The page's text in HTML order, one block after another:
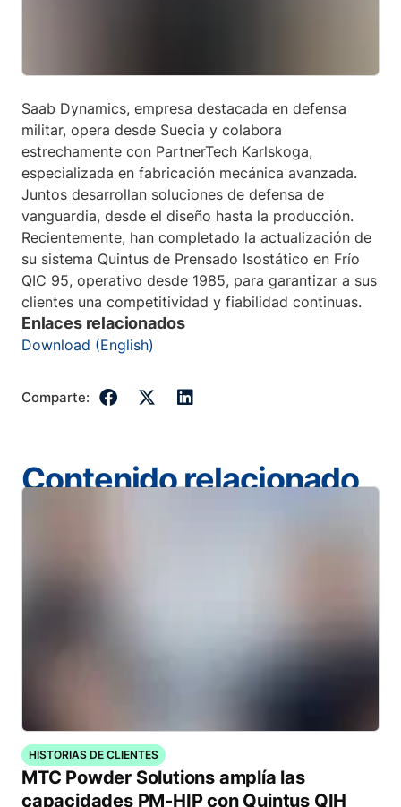
Saab Dynamics, empresa destacada en defensa
militar, opera desde Suecia y colabora
estrechamente con PartnerTech Karlskoga,
especializada en fabricación mecánica avanzada.
Juntos desarrollan soluciones de defensa de
vanguardia, desde el diseño hasta la producción.
Recientemente, han completado la actualización de
su sistema Quintus de Prensado Isostático en Frío
QIC 95, operativo desde 1985, para garantizar a sus
clientes una competitividad y fiabilidad continuas.
Enlaces relacionados
Download (English)
Comparte:
Contenido relacionado
HISTORIAS DE CLIENTES
MTC Powder Solutions amplía las
capacidades PM-HIP con Quintus QIH